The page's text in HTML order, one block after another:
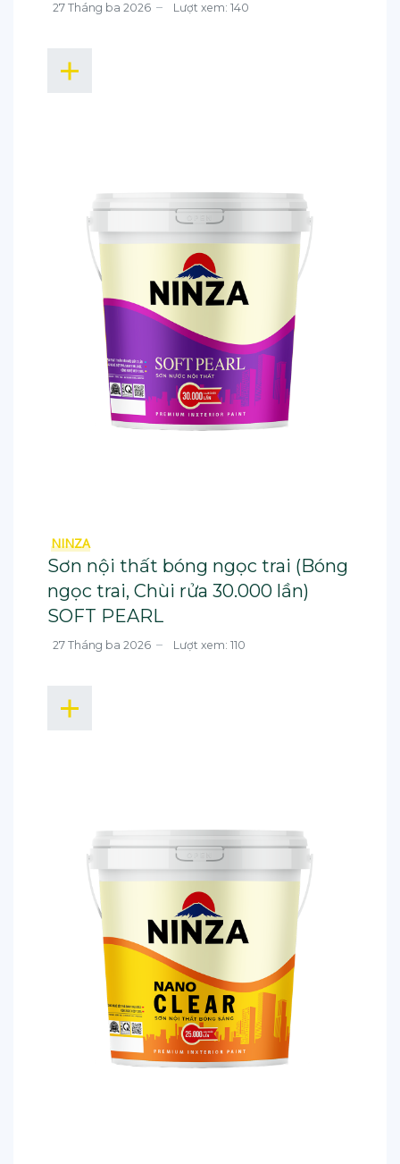
27 Tháng ba 2026 Lượt xem: 140
NINZA
Sơn nội thất bóng ngọc trai (Bóng
ngọc trai, Chùi rửa 30.000 lần)
SOFT PEARL
27 Tháng ba 2026 Lượt xem: 110